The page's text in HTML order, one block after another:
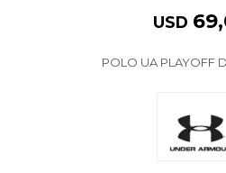
USD
POLO UA PLAYOFF